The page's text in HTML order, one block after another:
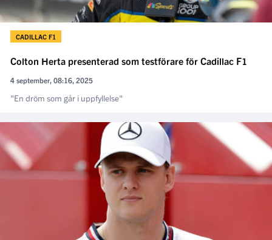
CADILLAC F1
Colton Herta presenterad som testförare för Cadillac F1
4 september, 08:16, 2025
"En dröm som går i uppfyllelse"